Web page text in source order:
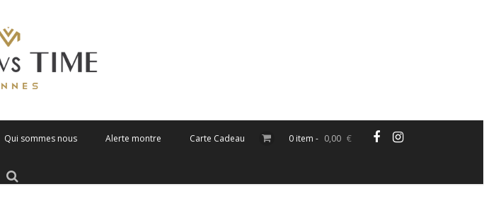
Qui sommes nous Alerte montre Carte Cadeau 0 item - 0,00 €